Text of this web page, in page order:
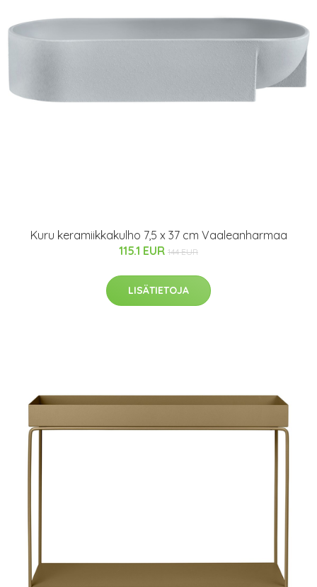
Kuru keramiikkakulho 7,5 x 37 cm Vaaleanharmaa
115.1 EUR 144 EUR
LISÄTIETOJA